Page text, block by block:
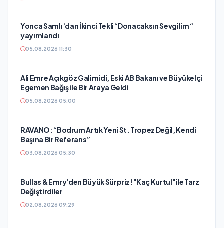
Yonca Samlı ‘dan İkinci Tekli “Donacaksın Sevgilim “
yayımlandı
05.08.2026 11:30
Ali Emre Açıkgöz Galimidi, Eski AB Bakanı ve Büyükelçi
Egemen Bağış ile Bir Araya Geldi
05.08.2026 05:00
RAVANO: “Bodrum Artık Yeni St. Tropez Değil, Kendi
Başına Bir Referans”
03.08.2026 05:30
Bullas & Emry'den Büyük Sürpriz! "Kaç Kurtul" ile Tarz
Değiştirdiler
02.08.2026 09:29